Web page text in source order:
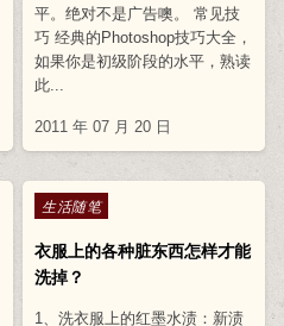
平。绝对不是广告噢。 常见技
巧 经典的Photoshop技巧大全，
如果你是初级阶段的水平，熟读
此...
2011 年 07 月 20 日
Posted in
生活随笔
衣服上的各种脏东西怎样才能
洗掉？
1、洗衣服上的红墨水渍：新渍